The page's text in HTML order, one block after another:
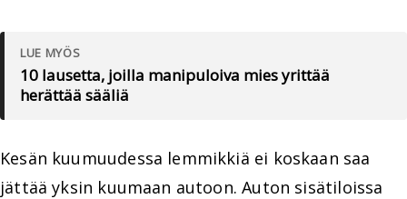
LUE MYÖS
10 lausetta, joilla manipuloiva mies yrittää
herättää sääliä
Kesän kuumuudessa lemmikkiä ei koskaan saa
jättää yksin kuumaan autoon. Auton sisätiloissa